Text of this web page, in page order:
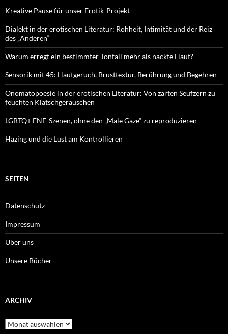
Kreative Pause für unser Erotik-Projekt
Dialekt in der erotischen Literatur: Rohheit, Intimität und der Reiz
des „Anderen“
Warum erregt ein bestimmter Tonfall mehr als nackte Haut?
Sensorik mit 45: Hautgeruch, Brusttextur, Berührung und Begehren
Onomatopoesie in der erotischen Literatur: Von zarten Seufzern zu
feuchten Klatschgeräuschen
LGBTQ+ ENF-Szenen, ohne den „Male Gaze“ zu reproduzieren
Hazing und die Lust am Kontrollieren
SEITEN
Datenschutz
Impressum
Über uns
Unsere Bücher
ARCHIV
Archiv